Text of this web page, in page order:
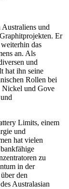
und
Er
das
an. Als
und
hat ihn seine
Rollen bei
Nickel und Gove
Limits, einem
und
hat vielen
zu
in der
den
Australasian